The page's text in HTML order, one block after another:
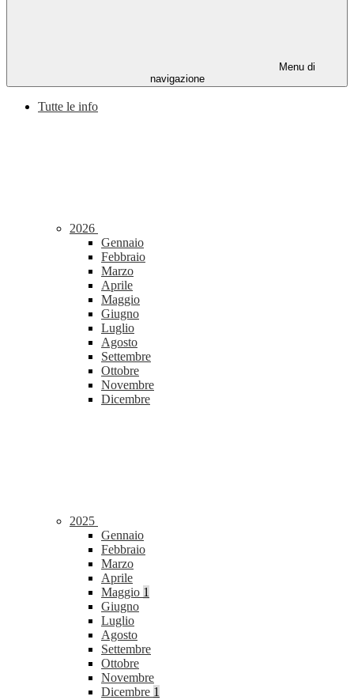
Menu di
navigazione
Tutte le info
2026
Gennaio
Febbraio
Marzo
Aprile
Maggio
Giugno
Luglio
Agosto
Settembre
Ottobre
Novembre
Dicembre
2025
Gennaio
Febbraio
Marzo
Aprile
Maggio 1
Giugno
Luglio
Agosto
Settembre
Ottobre
Novembre
Dicembre 1